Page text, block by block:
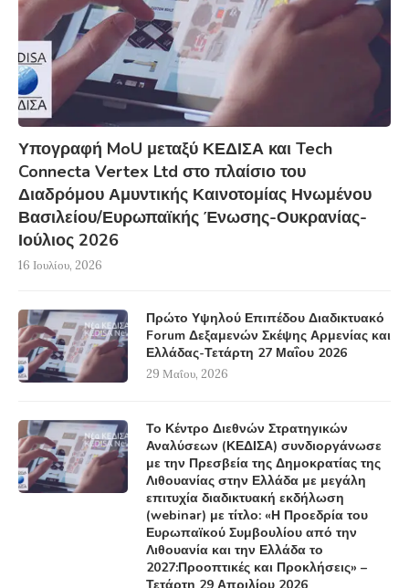
Υπογραφή MoU μεταξύ ΚΕΔΙΣΑ και Tech
Connecta Vertex Ltd στο πλαίσιο του
Διαδρόμου Αμυντικής Καινοτομίας Ηνωμένου
Βασιλείου/Ευρωπαϊκής Ένωσης-Ουκρανίας-
Ιούλιος 2026
16 Ιουλίου, 2026
Πρώτο Υψηλού Επιπέδου Διαδικτυακό
Forum Δεξαμενών Σκέψης Αρμενίας και
Ελλάδας-Τετάρτη 27 Μαΐου 2026
29 Μαΐου, 2026
Το Κέντρο Διεθνών Στρατηγικών
Αναλύσεων (ΚΕΔΙΣΑ) συνδιοργάνωσε
με την Πρεσβεία της Δημοκρατίας της
Λιθουανίας στην Ελλάδα με μεγάλη
επιτυχία διαδικτυακή εκδήλωση
(webinar) με τίτλο: «Η Προεδρία του
Ευρωπαϊκού Συμβουλίου από την
Λιθουανία και την Ελλάδα το
2027:Προοπτικές και Προκλήσεις» –
Τετάρτη 29 Απριλίου 2026